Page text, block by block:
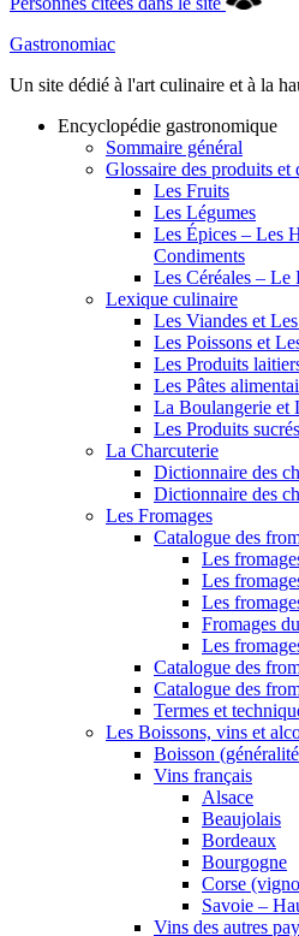
Gastronomiac
Un site dédié à l'art culinaire et à la
Encyclopédie gastronomique
Sommaire général
Glossaire des produits et
Les Fruits
Les Légumes
Les Épices – Les
Condiments
Les Céréales – Le
Lexique culinaire
Les Viandes et
Les Poissons et
Les Produits
Les Pâtes
La Boulangerie et
Les Produits
La Charcuterie
Dictionnaire des
Dictionnaire des
Les Fromages
Catalogue des
Les
Les
Les
Fromages
Les
Catalogue des
Catalogue des
Termes et
Les Boissons, vins et
Boisson
Vins français
Alsace
Beaujolais
Bordeaux
Bourgogne
Corse
Savoie –
Vins des autres